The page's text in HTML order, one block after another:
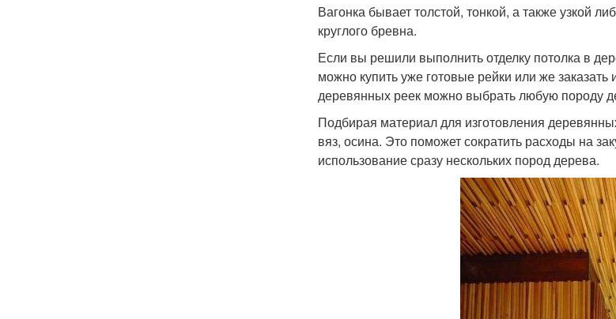
Вагонка бывает толстой, тонкой, а также узкой
круглого бревна.
Если вы решили выполнить отделку потолка в
можно купить уже готовые рейки или же
деревянных реек можно выбрать любую породу
Подбирая материал для изготовления
вяз, осина. Это поможет сократить расходы на
использование сразу нескольких пород дерева.